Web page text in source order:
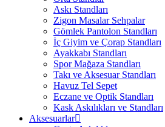
Askı Standları
Zigon Masalar Sehpalar
Gömlek Pantolon Standları
İç Giyim ve Çorap Standları
Ayakkabı Standları
Spor Mağaza Standları
Takı ve Aksesuar Standları
Havuz Tel Sepet
Eczane ve Optik Standları
Kask Askılıkları ve Standları
Aksesuarlar